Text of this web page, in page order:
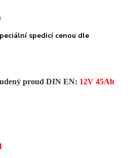
spedicí cenou dle
proud DIN EN: 12V 45Ah